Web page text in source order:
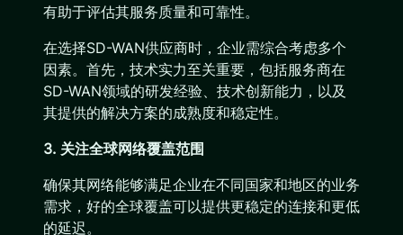
有助于评估其服务质量和可靠性。
在选择SD-WAN供应商时，企业需综合考虑多个
因素。首先，技术实力至关重要，包括服务商在
SD-WAN领域的研发经验、技术创新能力，以及
其提供的解决方案的成熟度和稳定性。
3. 关注全球网络覆盖范围
确保其网络能够满足企业在不同国家和地区的业务
需求，好的全球覆盖可以提供更稳定的连接和更低
的延迟。